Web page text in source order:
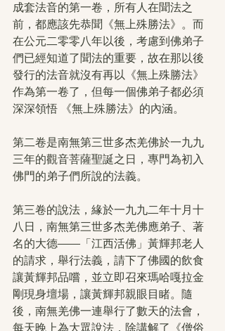
成套法音的第一卷，所有人在聞法之
前，都應該先恭聞《無上殊勝法》。而
在公元二零零八年以後，考慮到佛弟子
們已經知道了聞法的重要，故在那以後
發行的法音就沒有再以《無上殊勝法》
作為第一卷了，但每一個佛弟子都必須
深深領悟 《無上殊勝法》的內涵。
第二卷是南無第三世多杰羌佛於一九九
三年的觀音菩薩聖誕之日，專門為初入
佛門的弟子們所說的法義。
第三卷的說法，緣於一九九二年十月十
八日，南無第三世多杰羌佛應弟子、著
名的大德——「江西活佛」黃輝邦老人
的請求，舉行法義，請下了佛國的飲食
讓黃輝邦品嚐，並立即召來瑪哈嘎拉金
剛現身壇場，讓黃輝邦親眼目睹。隨
後，南無羌佛一連舉行了數天的法會，
每天晚上為大眾說法，除講解了《僧俗